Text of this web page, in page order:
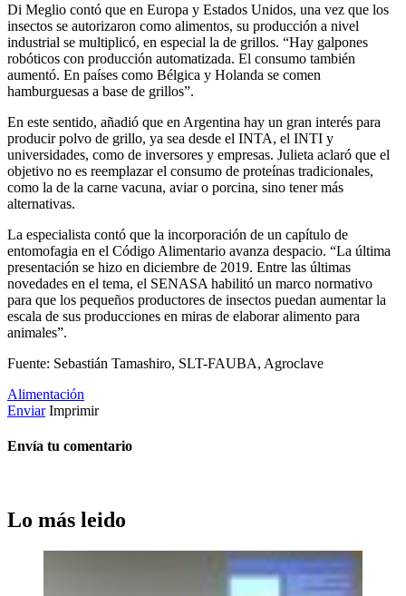
Di Meglio contó que en Europa y Estados Unidos, una vez que los
insectos se autorizaron como alimentos, su producción a nivel
industrial se multiplicó, en especial la de grillos. “Hay galpones
robóticos con producción automatizada. El consumo también
aumentó. En países como Bélgica y Holanda se comen
hamburguesas a base de grillos”.
En este sentido, añadió que en Argentina hay un gran interés para
producir polvo de grillo, ya sea desde el INTA, el INTI y
universidades, como de inversores y empresas. Julieta aclaró que el
objetivo no es reemplazar el consumo de proteínas tradicionales,
como la de la carne vacuna, aviar o porcina, sino tener más
alternativas.
La especialista contó que la incorporación de un capítulo de
entomofagia en el Código Alimentario avanza despacio. “La última
presentación se hizo en diciembre de 2019. Entre las últimas
novedades en el tema, el SENASA habilitó un marco normativo
para que los pequeños productores de insectos puedan aumentar la
escala de sus producciones en miras de elaborar alimento para
animales”.
Fuente: Sebastián Tamashiro, SLT-FAUBA, Agroclave
Alimentación
Enviar Imprimir
Envía tu comentario
Lo más leido